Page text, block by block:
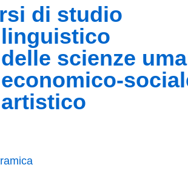
di studio
linguistico
scienze
economico-
artistico